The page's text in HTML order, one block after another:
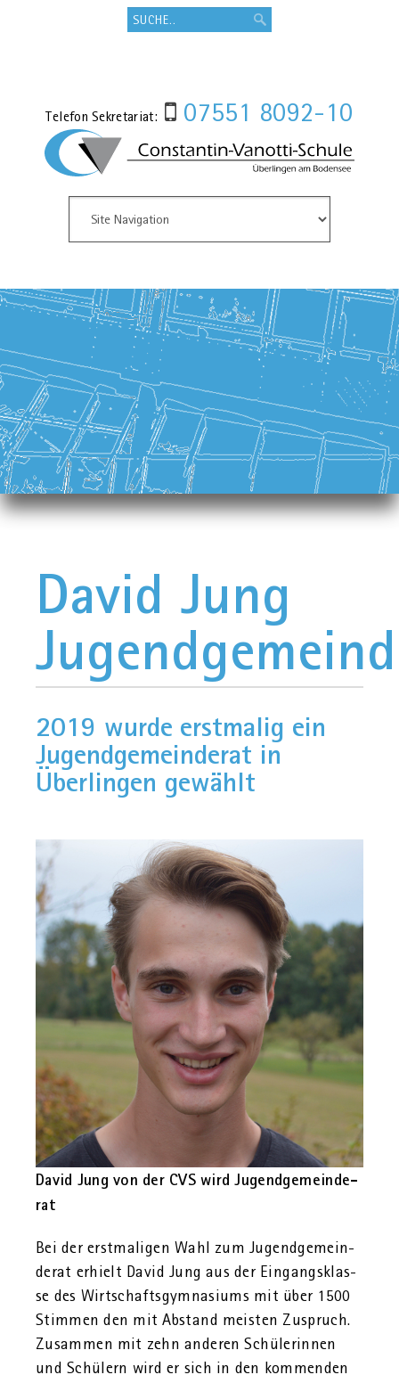
Telefon Sekretariat: 07551 8092-10
David Jung
2019 wurde erstmalig ein
Jugendgemeinderat in
Überlingen gewählt
David Jung von der CVS wird Ju­gend­ge­mein­de­
rat
Bei der erst­ma­li­gen Wahl zum Ju­gend­ge­mein­
de­rat er­hielt David Jung aus der Ein­gangs­klas­
se des Wirt­schafts­gym­na­si­ums mit über 1500
Stim­men den mit Ab­stand meis­ten Zu­spruch.
Zu­sam­men mit zehn an­de­ren Schü­le­rin­nen
und Schü­lern wird er sich in den kom­men­den